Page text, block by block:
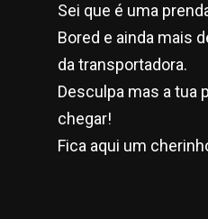
Sei que é uma
Bored e ainda mais
da transportadora.
Desculpa mas a tua
chegar!
Fica aqui um